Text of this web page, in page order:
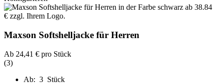
Maxson Softshelljacke für Herren
Ab 24,41 € pro Stück
(3)
Ab: 3 Stück